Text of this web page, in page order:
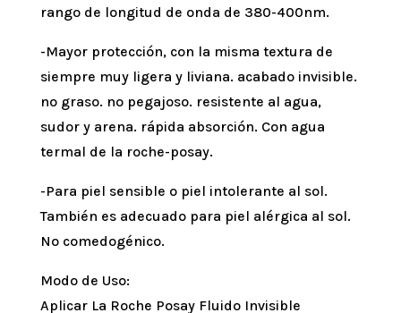
rango de longitud de onda de 380-400nm.
-Mayor protección, con la misma textura de
siempre muy ligera y liviana. acabado invisible.
no graso. no pegajoso. resistente al agua,
sudor y arena. rápida absorción. Con agua
termal de la roche-posay.
-Para piel sensible o piel intolerante al sol.
También es adecuado para piel alérgica al sol.
No comedogénico.
Modo de Uso:
Aplicar La Roche Posay Fluido Invisible